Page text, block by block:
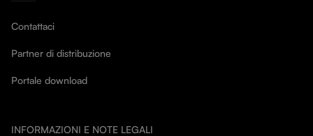
Contattaci
Partner di distribuzione
Portale download
INFORMAZIONI E NOTE LEGALI